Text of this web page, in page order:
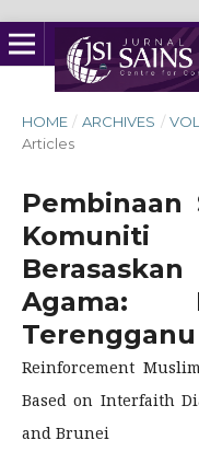
HOME / ARCHIVES /
Articles
Pembinaan
Agama:
Reinforcement
Based on Interfaith
and Brunei